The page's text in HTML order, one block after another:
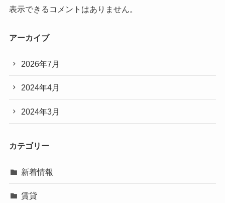
表示できるコメントはありません。
アーカイブ
2026年7月
2024年4月
2024年3月
カテゴリー
新着情報
賃貸